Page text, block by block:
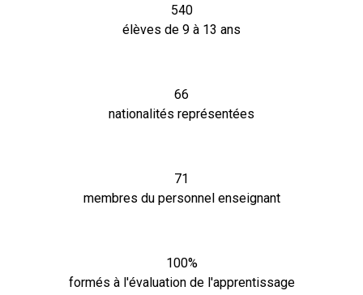
540
élèves de 9 à 13 ans
66
nationalités représentées
71
membres du personnel enseignant
100%
formés à l'évaluation de l'apprentissage